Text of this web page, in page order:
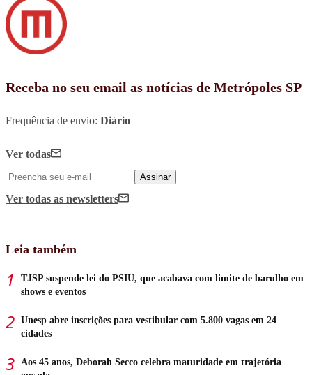
Receba no seu email as notícias de Metrópoles SP
Frequência de envio: Diário
Ver todas
Assinar
Ver todas as newsletters
Leia também
TJSP suspende lei do PSIU, que acabava com limite de barulho em
shows e eventos
Unesp abre inscrições para vestibular com 5.800 vagas em 24
cidades
Aos 45 anos, Deborah Secco celebra maturidade em trajetória